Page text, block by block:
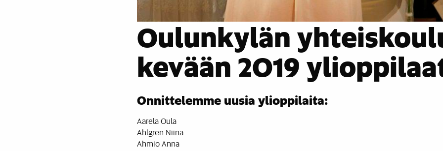
Oulunkylän
kevään 2019
Onnittelemme uusia ylioppilaita:
Aarela Oula
Ahlgren Niina
Ahmio Anna